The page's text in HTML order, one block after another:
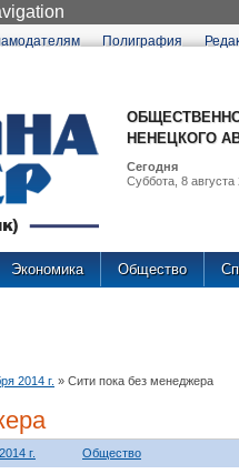
Полиграфия
НЕНЕЦКОГО
Сегодня
Суббота, 8 августа
Экономика Общество
2014 г. » Сити пока без менеджера
г. Общество